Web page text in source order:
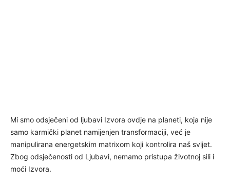
Mi smo odsječeni od ljubavi Izvora ovdje na planeti, koja nije
samo karmički planet namijenjen transformaciji, već je
manipulirana energetskim matrixom koji kontrolira naš svijet.
Zbog odsječenosti od Ljubavi, nemamo pristupa životnoj sili i
moći Izvora.